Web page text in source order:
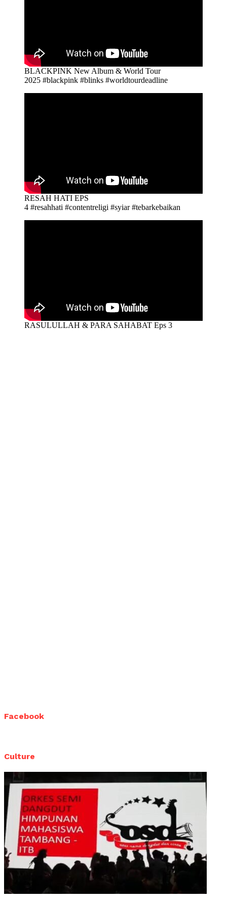
BLACKPINK New Album & World Tour
2025 #blackpink #blinks #worldtourdeadline
RESAH HATI EPS
4 #resahhati #contentreligi #syiar #tebarkebaikan
RASULULLAH & PARA SAHABAT Eps 3
Facebook
Culture